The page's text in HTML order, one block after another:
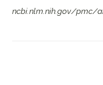
ncbi.nlm.nih.gov/pmc/